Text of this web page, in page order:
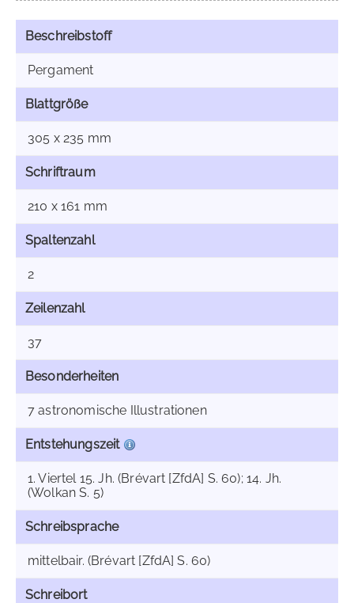
Beschreibstoff
Pergament
Blattgröße
305 x 235 mm
Schriftraum
210 x 161 mm
Spaltenzahl
2
Zeilenzahl
37
Besonderheiten
7 astronomische Illustrationen
Entstehungszeit
1. Viertel 15. Jh. (Brévart [ZfdA] S. 60); 14. Jh.
(Wolkan S. 5)
Schreibsprache
mittelbair. (Brévart [ZfdA] S. 60)
Schreibort